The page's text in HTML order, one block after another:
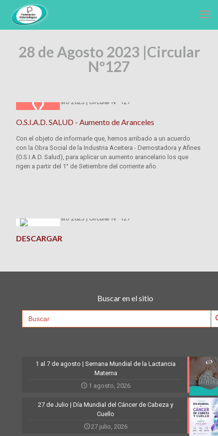
28 de Agosto 2023 |Circular
Nº127
O.S.I.A.D. SALUD - Aumento de Aranceles
Con el objeto de informarle que, hemos arribado a un acuerdo
con la Obra Social de la Industria Aceitera - Demostadora y Afines
(O.S.I.A.D. Salud), para aplicar un aumento arancelario los que
rigen a partir del 1° de Setiembre del corriente año.
DESCARGAR
Buscar en el sitio
Search
1 al 7 de agosto | Semana Mundial de la Lactancia
Materna
1 agosto, 2026
27 de Julio | Día Mundial del Cáncer de Cabeza y
Cuello
27 julio, 2026